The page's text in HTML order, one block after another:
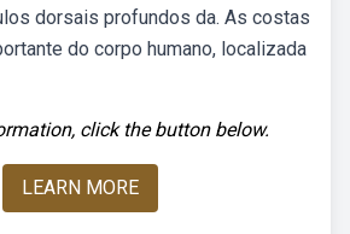
dorsais profundos da. As costas
do corpo humano, localizada
click the button below.
LEARN MORE